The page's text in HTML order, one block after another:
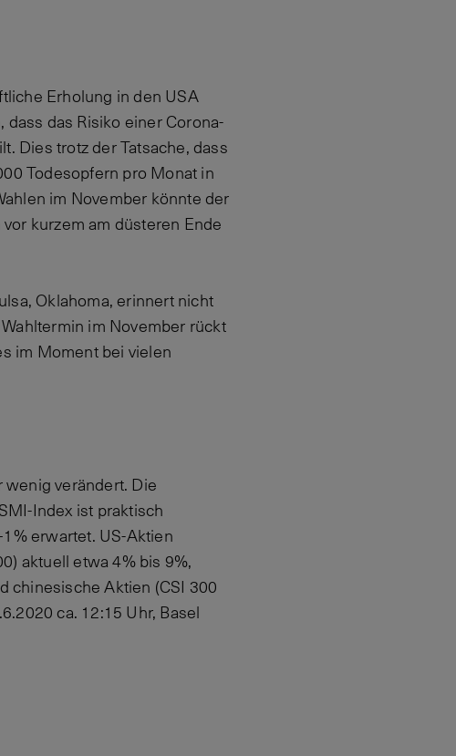
Erholung in den USA
das Risiko einer Corona-
Dies trotz der Tatsache, dass
Todesopfern pro Monat in
im November könnte der
kurzem am düsteren Ende
Oklahoma, erinnert nicht
im November rückt
im Moment bei vielen
verändert. Die
Index ist praktisch
erwartet. US-Aktien
aktuell etwa 4% bis 9%,
chinesische Aktien (CSI 300
ca. 12:15 Uhr, Basel